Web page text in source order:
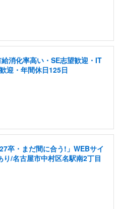
消化率高い・SE志望歓迎・IT
迎・年間休日125日
卒・まだ間に合う!」WEBサイ
り/名古屋市中村区名駅南2丁目